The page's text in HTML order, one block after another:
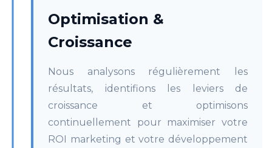
Optimisation &
Croissance
Nous analysons régulièrement les
résultats, identifions les leviers de
croissance et optimisons
continuellement pour maximiser votre
ROI marketing et votre développement